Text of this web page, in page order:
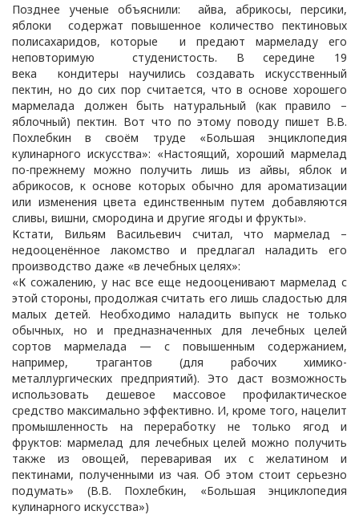
Позднее ученые объяснили: айва, абрикосы, персики,
яблоки содержат повышенное количество пектиновых
полисахаридов, которые и предают мармеладу его
неповторимую студенистость. В середине 19
века кондитеры научились создавать искусственный
пектин, но до сих пор считается, что в основе хорошего
мармелада должен быть натуральный (как правило –
яблочный) пектин. Вот что по этому поводу пишет В.В.
Похлебкин в своём труде «Большая энциклопедия
кулинарного искусства»: «Настоящий, хороший мармелад
по-прежнему можно получить лишь из айвы, яблок и
абрикосов, к основе которых обычно для ароматизации
или изменения цвета единственным путем добавляются
сливы, вишни, смородина и другие ягоды и фрукты».
Кстати, Вильям Васильевич считал, что мармелад –
недооценённое лакомство и предлагал наладить его
производство даже «в лечебных целях»:
«К сожалению, у нас все еще недооценивают мармелад с
этой стороны, продолжая считать его лишь сладостью для
малых детей. Необходимо наладить выпуск не только
обычных, но и предназначенных для лечебных целей
сортов мармелада — с повышенным содержанием,
например, трагантов (для рабочих химико-
металлургических предприятий). Это даст возможность
использовать дешевое массовое профилактическое
средство максимально эффективно. И, кроме того, нацелит
промышленность на переработку не только ягод и
фруктов: мармелад для лечебных целей можно получить
также из овощей, переваривая их с желатином и
пектинами, полученными из чая. Об этом стоит серьезно
подумать» (В.В. Похлебкин, «Большая энциклопедия
кулинарного искусства»)